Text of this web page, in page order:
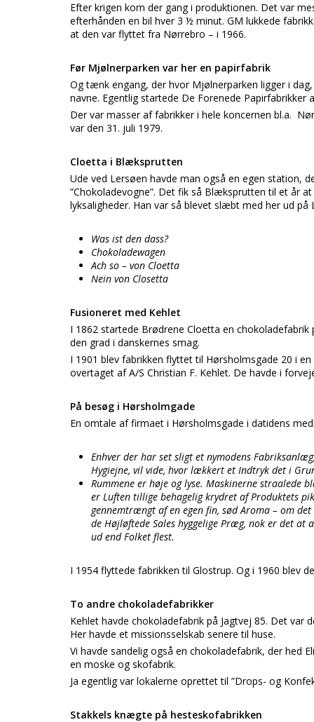
Efter krigen kom der gang i produktionen. Det var
efterhånden en bil hver 3 ½ minut. GM lukkede
at den var flyttet fra Nørrebro – i 1966.
Før Mjølnerparken var her en papirfabrik
Og tænk engang, der hvor Mjølnerparken ligger i
navne. Egentlig startede De Forenede
Der var masser af fabrikker i hele koncernen bl.a.
var den 31. juli 1979.
Cloetta i Blæksprutten
Ude ved Lersøen havde man også en egen station,
”Chokoladevogne”. Det fik så Blæksprutten til et år
lyksaligheder. Han var så blevet slæbt med her ud på
Was ist den dass?
Chokoladewagen
Ach so – von Cloetta
Nein von Closetta
Fusioneret med Kehlet
I 1862 startede Brødrene Cloetta en
den grad i danskernes smag.
I 1901 blev fabrikken flyttet til Hørsholmsgade 20 i
overtaget af A/S Christian F. Kehlet. De havde i
På besøg i Hørsholmgade
En omtale af firmaet i Hørsholmsgade i datidens
Enhver der har set sligt et nymodens
Hygiejne, vil vide, hvor lækkert et Indtryk det i
Rummene er høje og lyse. Maskinerne straalede
er Luften tillige behagelig krydret af Produktets
gennemtrængt af en egen fin, sød Aroma – om
de Højløftede Sales hyggelige Præg, nok er det
ud end Folket flest.
I 1954 flyttede fabrikken til Glostrup. Og i 1960 blev
To andre chokoladefabrikker
Kehlet havde chokoladefabrik på Jagtvej 85. Det var
Her havde et missionsselskab senere til huse.
Vi havde sandelig også en chokoladefabrik, der hed
en moske og skofabrik.
Ja egentlig var lokalerne oprettet til ”Drops- og
Stakkels knægte på hesteskofabrikken